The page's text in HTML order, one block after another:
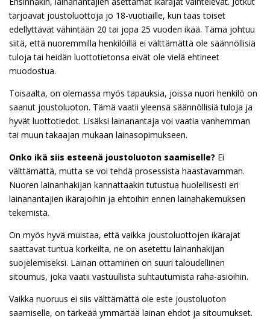
tarjoavat joustoluottoja jo 18-vuotiaille, kun taas toiset
edellyttävät vähintään 20 tai jopa 25 vuoden ikää. Tämä johtuu
siitä, että nuoremmilla henkilöillä ei välttämättä ole säännöllisiä
tuloja tai heidän luottotietonsa eivät ole vielä ehtineet
muodostua.
Toisaalta, on olemassa myös tapauksia, joissa nuori henkilö on
saanut joustoluoton. Tämä vaatii yleensä säännöllisiä tuloja ja
hyvät luottotiedot. Lisäksi lainanantaja voi vaatia vanhemman
tai muun takaajan mukaan lainasopimukseen.
Onko ikä siis esteenä joustoluoton saamiselle? Ei
välttämättä, mutta se voi tehdä prosessista haastavamman.
Nuoren lainanhakijan kannattaakin tutustua huolellisesti eri
lainanantajien ikärajoihin ja ehtoihin ennen lainahakemuksen
tekemistä.
On myös hyvä muistaa, että vaikka joustoluottojen ikärajat
saattavat tuntua korkeilta, ne on asetettu lainanhakijan
suojelemiseksi. Lainan ottaminen on suuri taloudellinen
sitoumus, joka vaatii vastuullista suhtautumista raha-asioihin.
Vaikka nuoruus ei siis välttämättä ole este joustoluoton
saamiselle, on tärkeää ymmärtää lainan ehdot ja sitoumukset.